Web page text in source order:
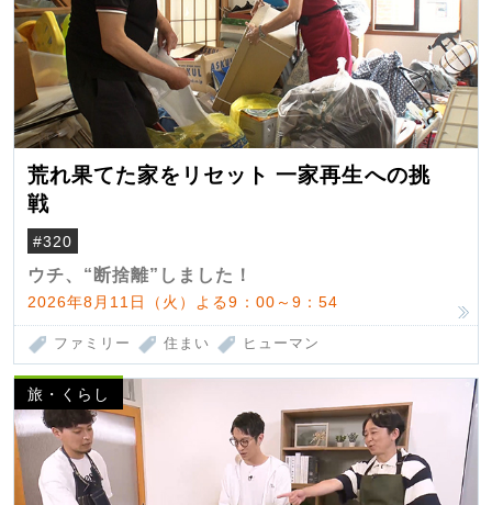
荒れ果てた家をリセット 一家再生への挑
戦
#320
ウチ、“断捨離”しました！
2026年8月11日（火）よる9：00～9：54
ファミリー 住まい ヒューマン
旅・くらし